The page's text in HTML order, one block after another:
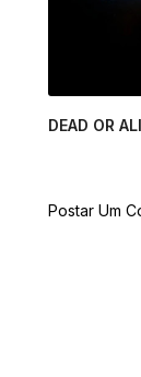
DEAD OR
Postar Um